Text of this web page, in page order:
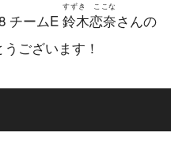
チームE 鈴木恋奈
すずき ここな
さんの
ございます！